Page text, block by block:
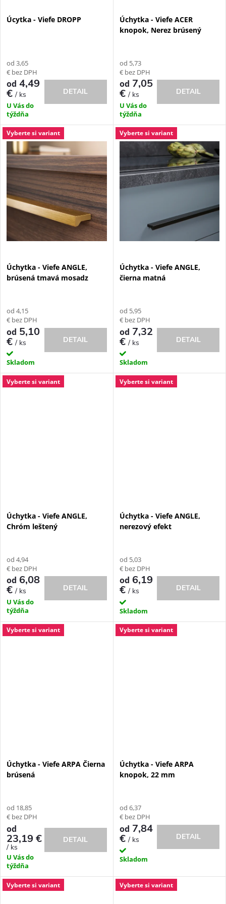
p
o
d
u
k
t
o
v
p
o
d
u
k
t
o
v
Úcytka - Viefe DROPP
od 3,65
€ bez DPH
od 4,49
€/ ks
U Vás do
týždňa
DETAIL
Úchytka - Viefe ACER
knopok, Nerez brúsený
od 5,73
€ bez DPH
od 7,05
€/ ks
U Vás do
týždňa
DETAIL
Vyberte si variant
Úchytka - Viefe ANGLE,
brúsená tmavá mosadz
od 4,15
€ bez DPH
od 5,10
€/ ks
Skladom
DETAIL
Vyberte si variant
Úchytka - Viefe ANGLE,
čierna matná
od 5,95
€ bez DPH
od 7,32
€/ ks
Skladom
DETAIL
Vyberte si variant
Úchytka - Viefe ANGLE,
Chróm leštený
od 4,94
€ bez DPH
od 6,08
€/ ks
U Vás do
týždňa
DETAIL
Vyberte si variant
Úchytka - Viefe ANGLE,
nerezový efekt
od 5,03
€ bez DPH
od 6,19
€/ ks
Skladom
DETAIL
Vyberte si variant
Úchytka - Viefe ARPA Čierna
brúsená
od 18,85
€ bez DPH
od
23,19 €
/ ks
U Vás do
týždňa
DETAIL
Vyberte si variant
Úchytka - Viefe ARPA
knopok, 22 mm
od 6,37
€ bez DPH
od 7,84
€/ ks
Skladom
DETAIL
Vyberte si variant Vyberte si variant